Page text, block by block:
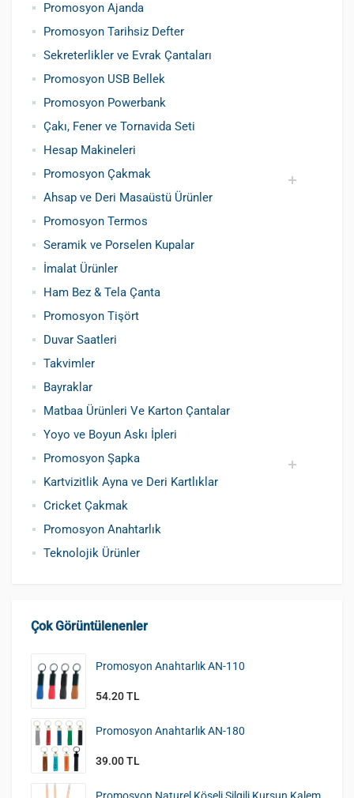
Promosyon Ajanda
Promosyon Tarihsiz Defter
Sekreterlikler ve Evrak Çantaları
Promosyon USB Bellek
Promosyon Powerbank
Çakı, Fener ve Tornavida Seti
Hesap Makineleri
Promosyon Çakmak
Siboplu Çakmak
Manyetolu Çakmak
Ahsap ve Deri Masaüstü Ürünler
Promosyon Termos
Seramik ve Porselen Kupalar
İmalat Ürünler
Ham Bez & Tela Çanta
Promosyon Tişört
Duvar Saatleri
Takvimler
Bayraklar
Matbaa Ürünleri Ve Karton Çantalar
Yoyo ve Boyun Askı İpleri
Promosyon Şapka
Pamuklu Şapka
Polyester Şapka
Baskılı Şapka Toptan
Kartvizitlik Ayna ve Deri Kartlıklar
Cricket Çakmak
Promosyon Anahtarlık
Teknolojik Ürünler
Çok Görüntülenenler
Promosyon Anahtarlık AN-110
54.20 TL
Promosyon Anahtarlık AN-180
39.00 TL
Promosyon Naturel Köşeli Silgili Kurşun Kalem